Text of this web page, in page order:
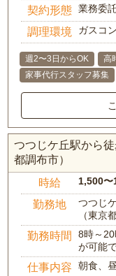
契約形態 業務委託
調理環境 ガスコ
週2〜3日からOK 高
家事代行スタッフ募集
つつじケ丘駅から
都調布市）
時給 1,500〜
勤務地
つつじ
（東京
勤務時間
8時～
が可能
仕事内容 朝食、